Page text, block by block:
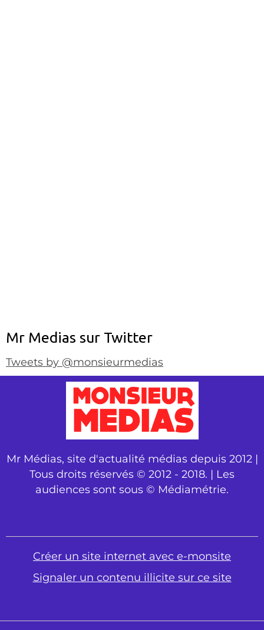
Mr Medias sur Twitter
Tweets by @monsieurmedias
Mr Médias, site d'actualité médias depuis 2012 |
Tous droits réservés © 2012 - 2018. | Les
audiences sont sous © Médiamétrie.
Créer un site internet avec e-monsite
Signaler un contenu illicite sur ce site